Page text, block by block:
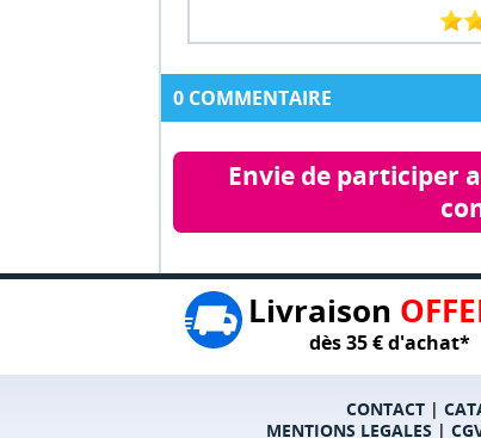
0 COMMENTAIRE
Envie de participer
Livraison
dès 35 € d'achat*
CONTACT|
MENTIONS LEGALES |